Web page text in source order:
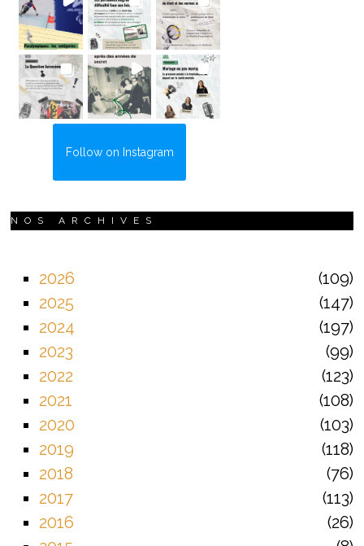
Follow on Instagram
NOS ARCHIVES
2026
109
2025
147
2024
197
2023
99
2022
123
2021
108
2020
103
2019
118
2018
76
2017
113
2016
26